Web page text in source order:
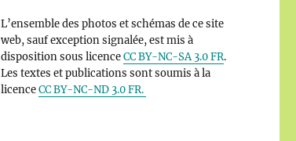
L’ensemble des photos et schémas de ce site
web, sauf exception signalée, est mis à
disposition sous licenceCC BY-NC-SA 3.0 FR.
Les textes et publications sont soumis à la
licenceCC BY-NC-ND 3.0 FR.